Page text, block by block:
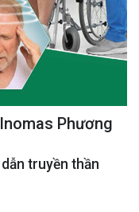
Phương
truyền thần